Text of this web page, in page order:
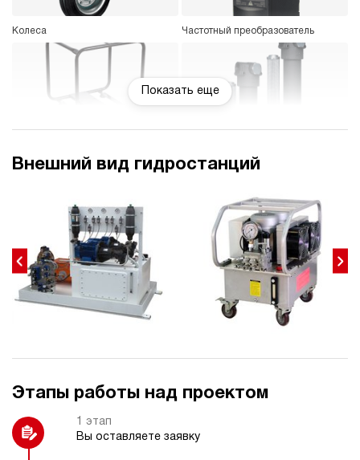
Колеса Частотный преобразователь
загрязнения
Охладитель рабочей жидкости Регулятор расхода
Блок управления 1-8
Реле давления
Индикатор расхода
Показать еще
Внешний вид гидростанций
Этапы работы над проектом
1 этап
Вы оставляете заявку